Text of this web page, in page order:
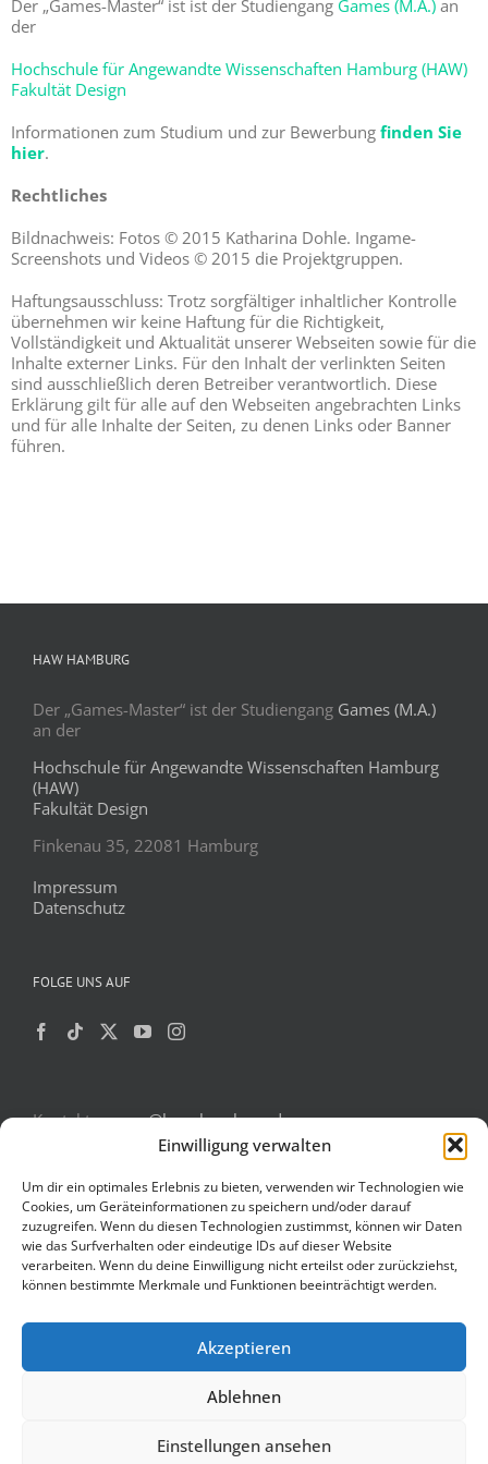
Einwilligung verwalten
Um dir ein optimales Erlebnis zu bieten, verwenden wir Technologien wie
Cookies, um Geräteinformationen zu speichern und/oder darauf
zuzugreifen. Wenn du diesen Technologien zustimmst, können wir Daten
wie das Surfverhalten oder eindeutige IDs auf dieser Website
verarbeiten. Wenn du deine Einwilligung nicht erteilst oder zurückziehst,
können bestimmte Merkmale und Funktionen beeinträchtigt werden.
Akzeptieren
Ablehnen
Einstellungen ansehen
GamesLab
Der „Games-Master“ ist ist der Studiengang Games (M.A.)an
der
Hochschule für Angewandte Wissenschaften Hamburg (HAW)
Fakultät Design
Informationen zum Studium und zur Bewerbung finden Sie
hier.
Rechtliches
Bildnachweis: Fotos © 2015 Katharina Dohle. Ingame-
Screenshots und Videos © 2015 die Projektgruppen.
Haftungsausschluss: Trotz sorgfältiger inhaltlicher Kontrolle
übernehmen wir keine Haftung für die Richtigkeit,
Vollständigkeit und Aktualität unserer Webseiten sowie für die
Inhalte externer Links. Für den Inhalt der verlinkten Seiten
sind ausschließlich deren Betreiber verantwortlich. Diese
Erklärung gilt für alle auf den Webseiten angebrachten Links
und für alle Inhalte der Seiten, zu denen Links oder Banner
führen.
HAW HAMBURG
Der „Games-Master“ ist der Studiengang Games (M.A.)
an der
Hochschule für Angewandte Wissenschaften Hamburg
(HAW)
Fakultät Design
Finkenau 35, 22081 Hamburg
Impressum
Datenschutz
FOLGE UNS AUF
Kontakt:games@haw-hamburg.de
Powered by Translate
Copyright 2025HAW Hamburg| All Rights Reserved | Powered by